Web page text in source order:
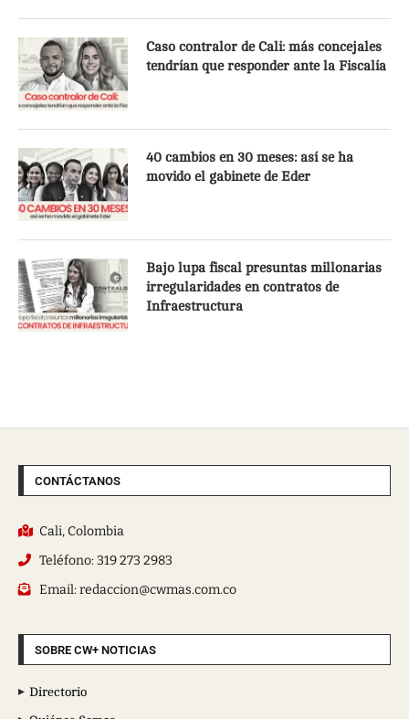
Caso contralor de Cali: más concejales
tendrían que responder ante la Fiscalía
40 cambios en 30 meses: así se ha
movido el gabinete de Eder
Bajo lupa fiscal presuntas millonarias
irregularidades en contratos de
Infraestructura
CONTÁCTANOS
Cali, Colombia
Teléfono: 319 273 2983
Email: redaccion@cwmas.com.co
SOBRE CW+ NOTICIAS
Directorio